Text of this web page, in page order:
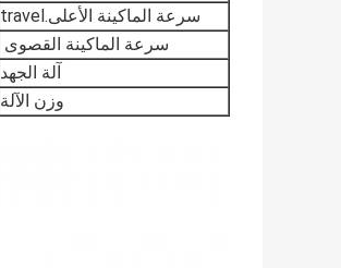
سرعة الماكينة الأعلى.travel
سرعة الماكينة القصوى
آلة الجهد
وزن الآلة